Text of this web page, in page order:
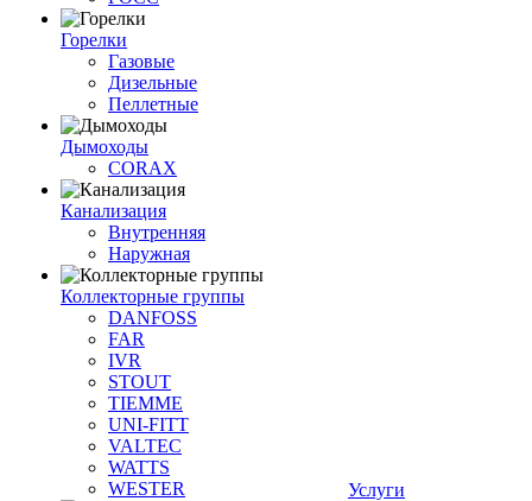
Горелки
Газовые
Дизельные
Пеллетные
Дымоходы
CORAX
Канализация
Внутренняя
Наружная
Коллекторные группы
DANFOSS
FAR
IVR
STOUT
TIEMME
UNI-FITT
VALTEC
WATTS
WESTER
Услуги